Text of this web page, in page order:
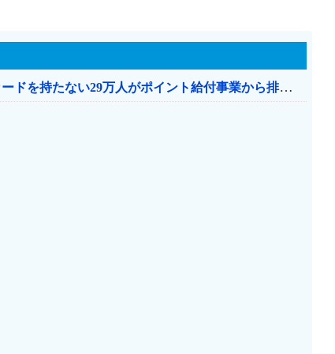
共産党「これは酷い…京都市でマイナンバーカードを持たない29万人がポイント給付事業から排除された」